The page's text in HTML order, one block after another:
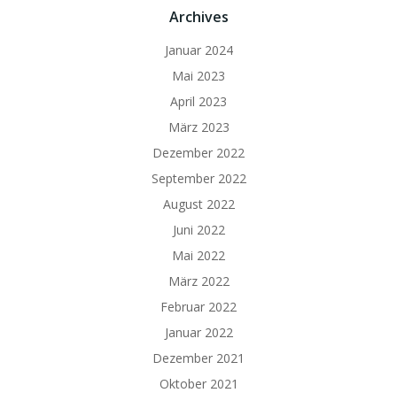
Archives
Januar 2024
Mai 2023
April 2023
März 2023
Dezember 2022
September 2022
August 2022
Juni 2022
Mai 2022
März 2022
Februar 2022
Januar 2022
Dezember 2021
Oktober 2021